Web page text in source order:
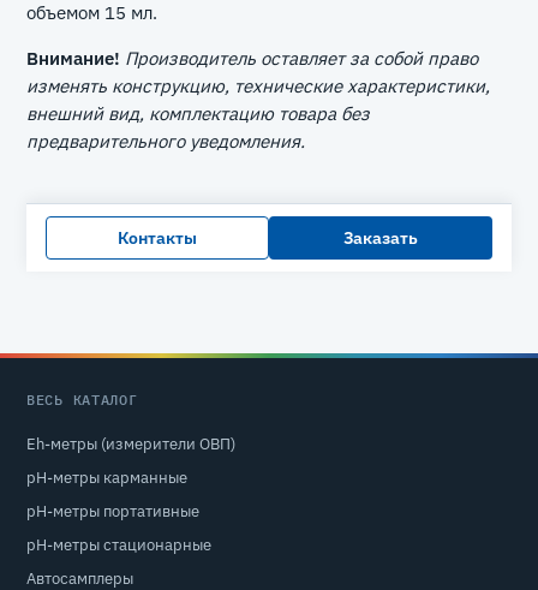
объемом 15 мл.
Внимание! Производитель оставляет за собой право
изменять конструкцию, технические характеристики,
внешний вид, комплектацию товара без
предварительного уведомления.
Контакты Заказать
ВЕСЬ КАТАЛОГ
Eh-метры (измерители ОВП)
pH-метры карманные
pH-метры портативные
pH-метры стационарные
Автосамплеры